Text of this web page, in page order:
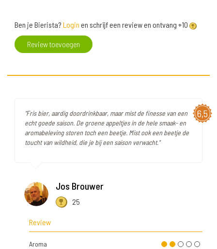
Ben je Bierista? Login en schrijf een review en ontvang +10
Review toevoegen
6,5
"Fris bier, aardig doordrinkbaar, maar mist de finesse van een
echt goede saison. De groene appeltjes in de hele smaak- en
aromabeleving storen toch een beetje. Mist ook een beetje de
toucht van wildheid, die je bij een saison verwacht."
Jos Brouwer
25
Review
Aroma